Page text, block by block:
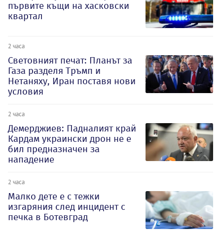
първите къщи на хасковски
квартал
2 часа
Световният печат: Планът за
Газа разделя Тръмп и
Нетаняху, Иран поставя нови
условия
2 часа
Демерджиев: Падналият край
Кардам украински дрон не е
бил предназначен за
нападение
2 часа
Малко дете е с тежки
изгаряния след инцидент с
печка в Ботевград